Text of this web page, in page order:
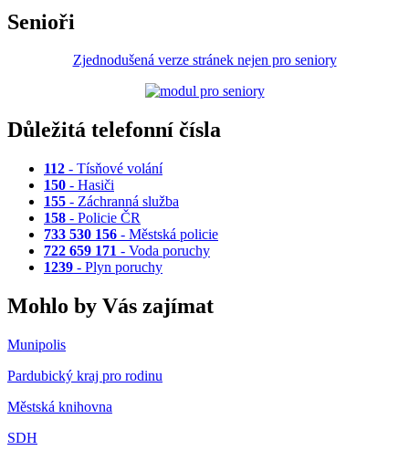
Senioři
Zjednodušená verze stránek nejen pro seniory
Důležitá telefonní čísla
112 - Tísňové volání
150 - Hasiči
155 - Záchranná služba
158 - Policie ČR
733 530 156 - Městská policie
722 659 171 - Voda poruchy
1239 - Plyn poruchy
Mohlo by Vás zajímat
Munipolis
Pardubický kraj pro rodinu
Městská knihovna
SDH